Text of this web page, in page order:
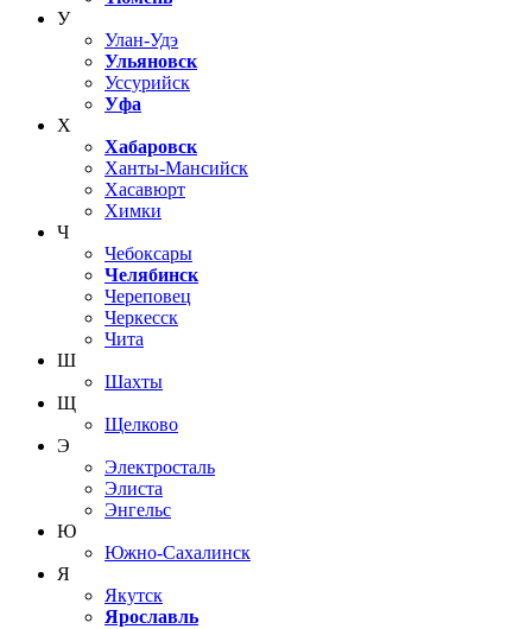
У
Улан-Удэ
Ульяновск
Уссурийск
Уфа
Х
Хабаровск
Ханты-Мансийск
Хасавюрт
Химки
Ч
Чебоксары
Челябинск
Череповец
Черкесск
Чита
Ш
Шахты
Щ
Щелково
Э
Электросталь
Элиста
Энгельс
Ю
Южно-Сахалинск
Я
Якутск
Ярославль